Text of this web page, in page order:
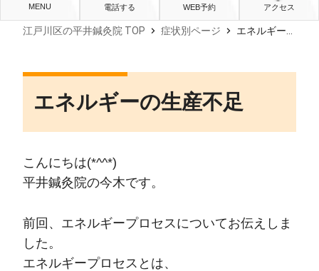
電話する WEB予約 アクセス
江戸川区の平井鍼灸院 TOP chevron_right 症状別ページ chevron_right エネルギーの生産不足
エネルギーの生産不足
こんにちは(*^^*)
平井鍼灸院の今木です。
前回、エネルギープロセスについてお伝えしま
した。
エネルギープロセスとは、